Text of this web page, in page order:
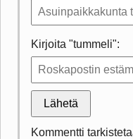
Kirjoita "tummeli":
Lähetä
Kommentti